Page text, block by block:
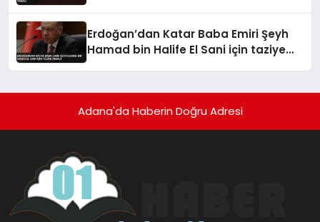
Erdoğan’dan Katar Baba Emiri Şeyh
Hamad bin Halife El Sani için taziye
Adana'da Haberin Doğru Adresi